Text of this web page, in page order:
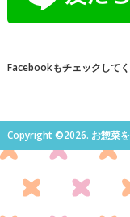
Facebookもチェックしてく
Copyright ©2026. お惣菜を